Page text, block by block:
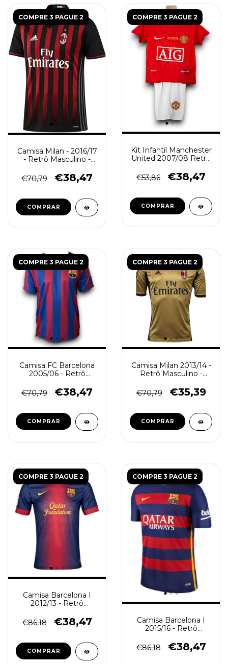
COMPRE 3 PAGUE 2
Camisa Milan - 2016/17
- Retrô Masculino -
€70,79
€38,47
COMPRAR
COMPRE 3 PAGUE 2
Kit Infantil Manchester
United 2007/08 Retrô
€53,86
€38,47
COMPRAR
COMPRE 3 PAGUE 2
Camisa FC Barcelona
2005/06 - Retrô
Vermelha
€70,79 €38,47
COMPRAR
COMPRE 3 PAGUE 2
Camisa Milan 2013/14 -
Retrô Masculino -
€70,79
€35,39
COMPRAR
COMPRE 3 PAGUE 2
Camisa Barcelona I
2012/13 - Retrô
Grená Degradê
€86,18 €38,47
COMPRAR
COMPRE 3 PAGUE 2
Camisa Barcelona I
2015/16 - Retrô
Grená
€86,18 €38,47